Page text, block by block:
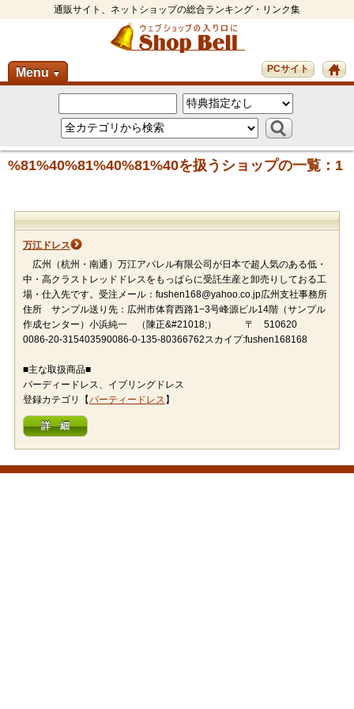
通販サイト、ネットショップの総合ランキング・リンク集
Menu ▼ PCサイト
%81%40%81%40%81%40を扱うショップの一覧：1
万江ドレス
広州（杭州・南通）万江アパレル有限公司が日本で超人気のある低・
中・高クラストレッドドレスをもっぱらに受託生産と卸売りしておる工
場・仕入先です。受注メール：fushen168@yahoo.co.jp広州支社事務所
住所 サンプル送り先：広州市体育西路1−3号峰源ビル14階（サンプル
作成センター）小浜純一 （陳正&#21018;） 〒 510620
0086-20-315403590086-0-135-80366762スカイプ:fushen168168
■主な取扱商品■
パーディードレス、イブリングドレス
登録カテゴリ【パーティードレス 】
詳 細